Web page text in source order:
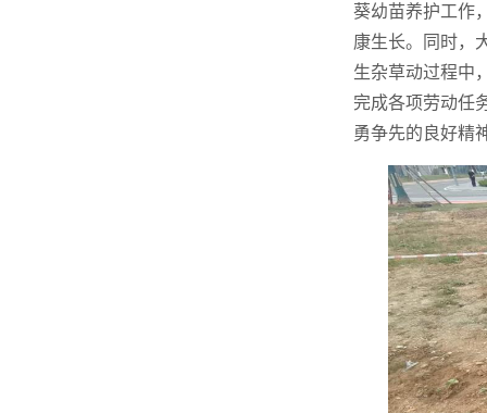
葵幼苗养护工作
康生长。同时，
生杂草动过程中
完成各项劳动任
勇争先的良好精